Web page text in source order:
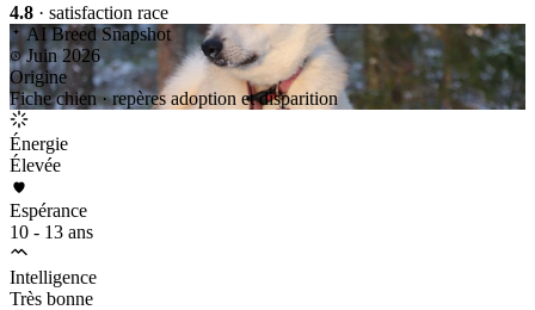
4.8 · satisfaction race
AI Breed Snapshot
Juin 2026
Origine
Fiche chien · repères adoption et disparition
Énergie
Élevée
Espérance
10 - 13 ans
Intelligence
Très bonne